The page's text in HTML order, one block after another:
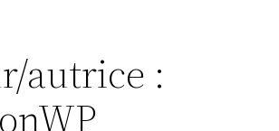
autrice :